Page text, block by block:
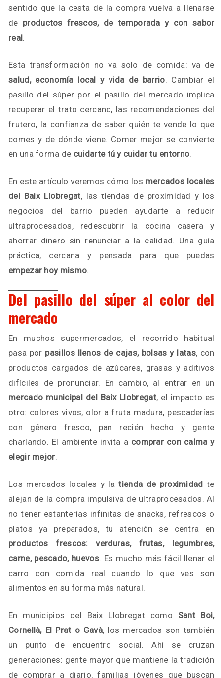
sentido que la cesta de la compra vuelva a llenarse
de productos frescos, de temporada y con sabor
real.
Esta transformación no va solo de comida: va de
salud, economía local y vida de barrio. Cambiar el
pasillo del súper por el pasillo del mercado implica
recuperar el trato cercano, las recomendaciones del
frutero, la confianza de saber quién te vende lo que
comes y de dónde viene. Comer mejor se convierte
en una forma de cuidarte tú y cuidar tu entorno.
En este artículo veremos cómo los mercados locales
del Baix Llobregat, las tiendas de proximidad y los
negocios del barrio pueden ayudarte a reducir
ultraprocesados, redescubrir la cocina casera y
ahorrar dinero sin renunciar a la calidad. Una guía
práctica, cercana y pensada para que puedas
empezar hoy mismo.
Del pasillo del súper al color del
mercado
En muchos supermercados, el recorrido habitual
pasa por pasillos llenos de cajas, bolsas y latas, con
productos cargados de azúcares, grasas y aditivos
difíciles de pronunciar. En cambio, al entrar en un
mercado municipal del Baix Llobregat, el impacto es
otro: colores vivos, olor a fruta madura, pescaderías
con género fresco, pan recién hecho y gente
charlando. El ambiente invita a comprar con calma y
elegir mejor.
Los mercados locales y latienda de proximidad te
alejan de la compra impulsiva de ultraprocesados. Al
no tener estanterías infinitas de snacks, refrescos o
platos ya preparados, tu atención se centra en
productos frescos: verduras, frutas, legumbres,
carne, pescado, huevos. Es mucho más fácil llenar el
carro con comida real cuando lo que ves son
alimentos en su forma más natural.
En municipios del Baix Llobregat como Sant Boi,
Cornellà, El Prat o Gavà, los mercados son también
un punto de encuentro social. Ahí se cruzan
generaciones: gente mayor que mantiene la tradición
de comprar a diario, familias jóvenes que buscan